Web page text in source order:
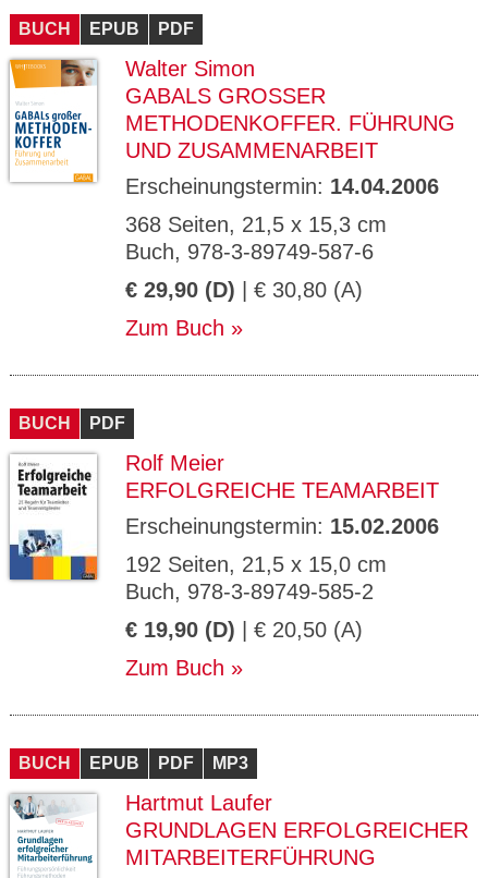
BUCH EPUB PDF
Walter Simon
GABALS GROSSER M
ETHODENKOFFER. FÜHRUNG U
ND ZUSAMMENARBEIT
Erscheinungstermin: 14.04.2006
368 Seiten, 21,5 x 15,3 cm
Buch, 978-3-89749-587-6
€ 29,90 (D) | € 30,80 (A)
Zum Buch
BUCH PDF
Rolf Meier
ERFOLGREICHE TEAMARBEIT
Erscheinungstermin: 15.02.2006
192 Seiten, 21,5 x 15,0 cm
Buch, 978-3-89749-585-2
€ 19,90 (D) | € 20,50 (A)
Zum Buch
BUCH EPUB PDF MP3
Hartmut Laufer
GRUNDLAGEN ERFOLGREICHER
MITARBEITERFÜHRUNG